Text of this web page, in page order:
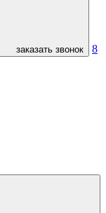
заказать звонок
8